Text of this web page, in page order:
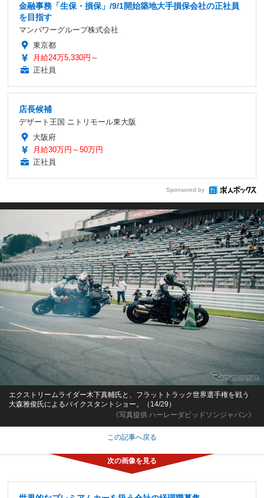
金融事務「生保・損保」/9/1開始築地大手損保会社の正社員
を目指す
マンパワーグループ株式会社
東京都
月給24万5,330円～
正社員
店長候補
デザート王国 ニトリモール東大阪
大阪府
月給30万円～50万円
正社員
Sponsored by
《写真提供 ハーレーダビッドソンジャパン》
エクストリームライダー木下真輔氏と、フラットトラック世界選手権を戦う
大森雅俊氏によるバイクスタントショー。（14/29）
この記事へ戻る